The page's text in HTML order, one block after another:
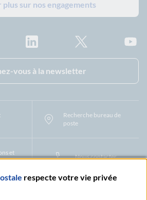
plus sur nos engagements
vous à la newsletter
Recherche bureau de
poste
et
Nous contacter
respecte votre vie privée